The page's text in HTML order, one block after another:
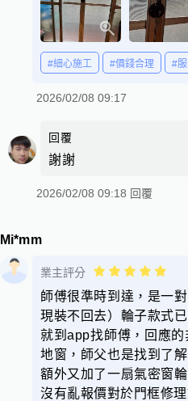
#細心施工 #價錢合理 #
2026/02/08 09:17
回覆
謝謝
2026/02/08 09:18 回覆
Mi*mm
業主評分
師傅很準時到達，是一
現裝不回去）輪子款式
就到app找師傅，回應
地窗，師父也是找到了
額外又加了一扇氣密窗
沒有亂報價對於門框修